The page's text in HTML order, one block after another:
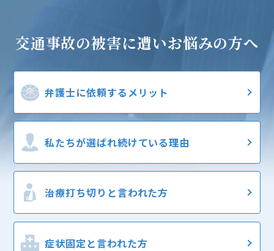
交通事故の被害に遭いお悩みの方へ
弁護士に依頼するメリット
私たちが選ばれ続けている理由
治療打ち切りと言われた方
症状固定と言われた方